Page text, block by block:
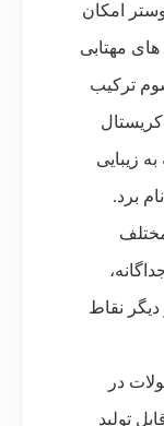
امکان
مهتابی
ترکیب
کریستال
زیبایی
برد.
نقاط
در
تولید